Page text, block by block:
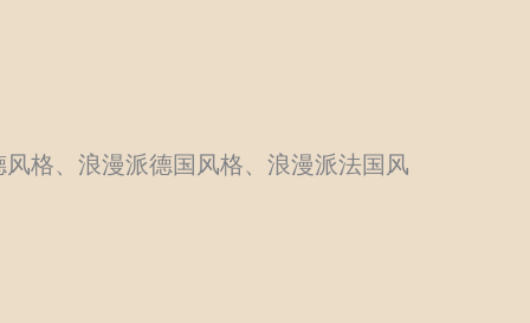
格、浪漫派德国风格、浪漫派法国风